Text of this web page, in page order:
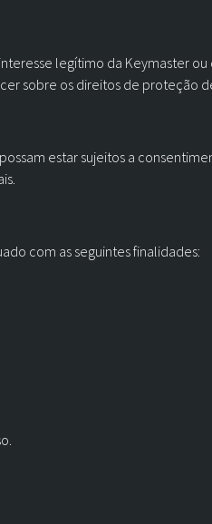
legítimo da Keymaster
sobre os direitos de proteção
estar sujeitos a
com as seguintes finalidades: